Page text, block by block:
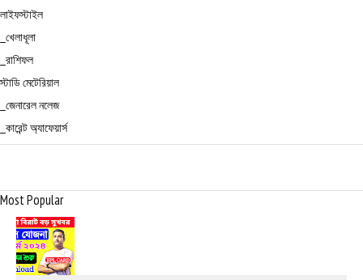
লাইফস্টাইল
_খেলাধূলা
_রাশিফল
স্টাডি মেটেরিয়াল
_জেনারেল নলেজ
_কারেন্ট অ্যাফেয়ার্স
Most Popular